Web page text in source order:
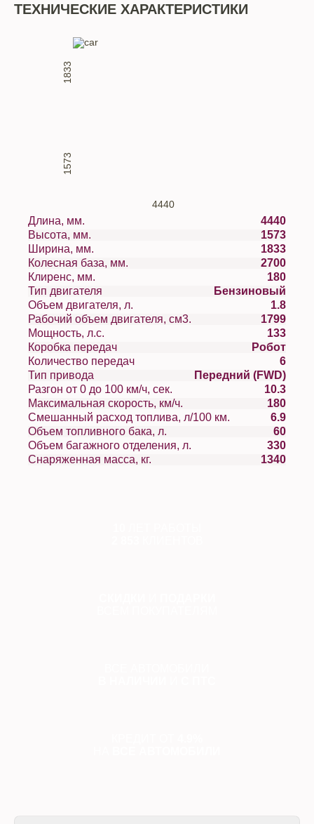
ТЕХНИЧЕСКИЕ ХАРАКТЕРИСТИКИ
4440
1573
1833
Длина, мм.
4440
Высота, мм.
1573
Ширина, мм.
1833
Колесная база, мм.
2700
Клиренс, мм.
180
Тип двигателя
Бензиновый
Объем двигателя, л.
1.8
Рабочий объем двигателя, см3.
1799
Мощность, л.с.
133
Коробка передач
Робот
Количество передач
6
Тип привода
Передний (FWD)
Разгон от 0 до 100 км/ч, сек.
10.3
Максимальная скорость, км/ч.
180
Смешанный расход топлива, л/100 км.
6.9
Объем топливного бака, л.
60
Объем багажного отделения, л.
330
Снаряженная масса, кг.
1340